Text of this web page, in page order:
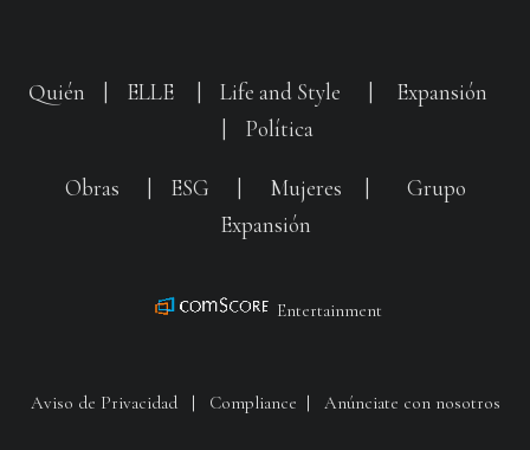
Quién ELLE Life and Style
Expansión
Política
Obras ESG Mujeres
Grupo
Expansión
Entertainment
Aviso de Privacidad| Compliance | Anúnciate con nosotros